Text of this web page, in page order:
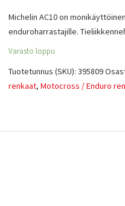
Michelin AC10 on
enduroharrastajille.
Varasto loppu
Tuotetunnus (SKU): 395809
renkaat, Motocross / Enduro